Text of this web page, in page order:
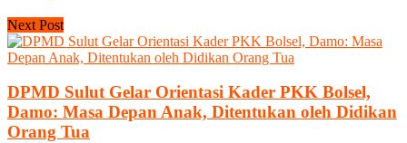
Next Post
DPMD Sulut Gelar Orientasi Kader PKK Bolsel,
Damo: Masa Depan Anak, Ditentukan oleh Didikan
Orang Tua